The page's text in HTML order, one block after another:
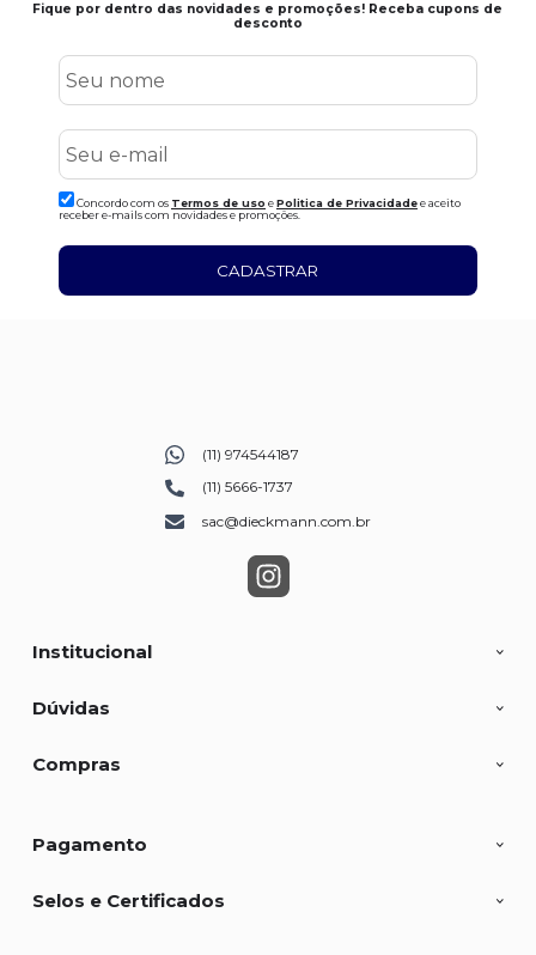
Fique por dentro das novidades e promoções! Receba cupons de
desconto
Concordo com os Termos de uso ePolitica de Privacidadee aceito
receber e-mails com novidades e promoções.
CADASTRAR
Institucional
Dúvidas
Compras
(11) 974544187
(11) 5666-1737
sac@dieckmann.com.br
Pagamento
Selos e Certificados